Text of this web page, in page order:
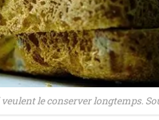
le conserver longtemps.